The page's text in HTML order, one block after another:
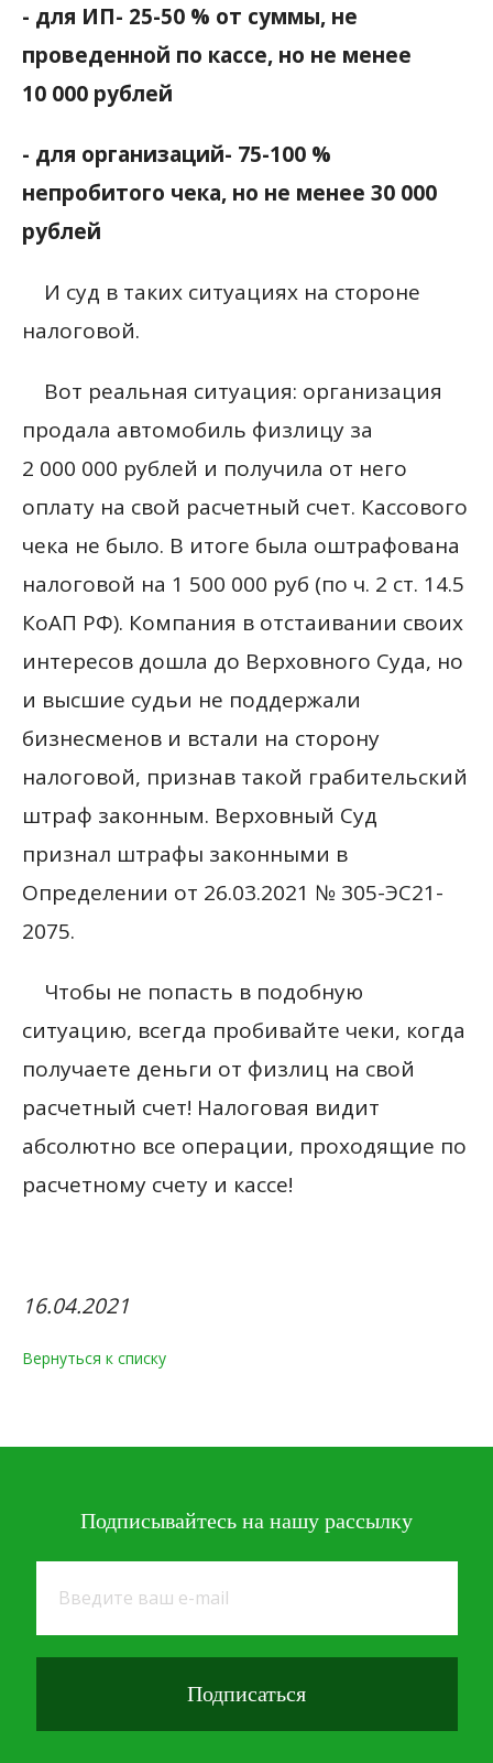
- для ИП- 25-50 % от суммы, не
проведенной по кассе, но не менее
10 000 рублей
- для организаций- 75-100 %
непробитого чека, но не менее 30 000
рублей
И суд в таких ситуациях на стороне
налоговой.
Вот реальная ситуация: организация
продала автомобиль физлицу за
2 000 000 рублей и получила от него
оплату на свой расчетный счет. Кассового
чека не было. В итоге была оштрафована
налоговой на 1 500 000 руб (по ч. 2 ст. 14.5
КоАП РФ). Компания в отстаивании своих
интересов дошла до Верховного Суда, но
и высшие судьи не поддержали
бизнесменов и встали на сторону
налоговой, признав такой грабительский
штраф законным. Верховный Суд
признал штрафы законными в
Определении от 26.03.2021 № 305-ЭС21-
2075.
Чтобы не попасть в подобную
ситуацию, всегда пробивайте чеки, когда
получаете деньги от физлиц на свой
расчетный счет! Налоговая видит
абсолютно все операции, проходящие по
расчетному счету и кассе!
16.04.2021
Вернуться к списку
Подписывайтесь на нашу рассылку